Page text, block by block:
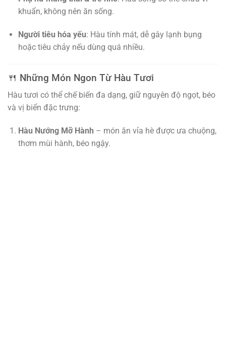
khuẩn, không nên ăn sống.
Người tiêu hóa yếu: Hàu tính mát, dễ gây lạnh bụng
hoặc tiêu chảy nếu dùng quá nhiều.
🍴 Những Món Ngon Từ Hàu Tươi
Hàu tươi có thể chế biến đa dạng, giữ nguyên độ ngọt, béo
và vị biển đặc trưng:
Hàu Nướng Mỡ Hành – món ăn vỉa hè được ưa chuộng,
thơm mùi hành, béo ngậy.